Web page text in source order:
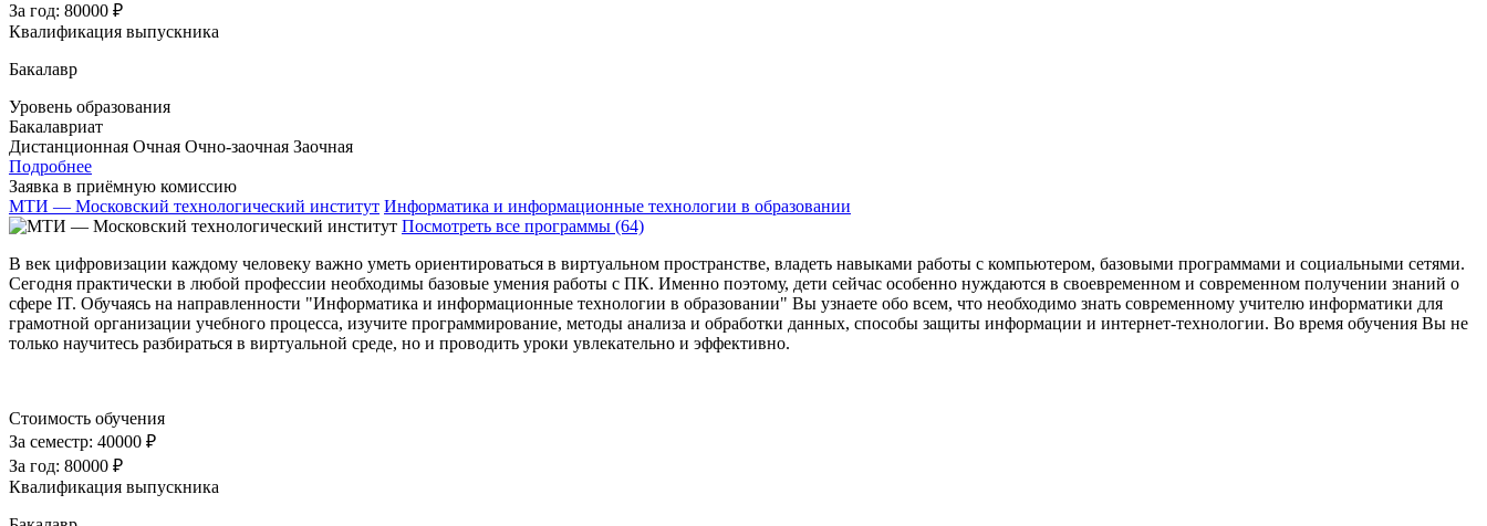
За год: 80000 ₽
Квалификация выпускника
Бакалавр
Уровень образования
Бакалавриат
Дистанционная Очная Очно-заочная Заочная
Подробнее
Заявка в приёмную комиссию
МТИ — Московский технологический институт Информатика и информационные технологии в образовании
Посмотреть все программы (64)
В век цифровизации каждому человеку важно уметь ориентироваться в виртуальном пространстве, владеть навыками работы с компьютером, базовыми программами и социальными сетями.
Сегодня практически в любой профессии необходимы базовые умения работы с ПК. Именно поэтому, дети сейчас особенно нуждаются в своевременном и современном получении знаний о
сфере IT. Обучаясь на направленности "Информатика и информационные технологии в образовании" Вы узнаете обо всем, что необходимо знать современному учителю информатики для
грамотной организации учебного процесса, изучите программирование, методы анализа и обработки данных, способы защиты информации и интернет-технологии. Во время обучения Вы не
только научитесь разбираться в виртуальной среде, но и проводить уроки увлекательно и эффективно.
Стоимость обучения
За семестр: 40000 ₽
За год: 80000 ₽
Квалификация выпускника